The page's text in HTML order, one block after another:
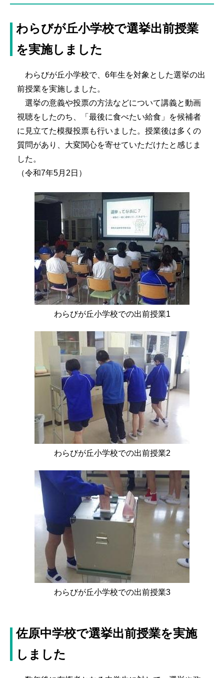
わらびが丘小学校で選挙出前授業
を実施しました
わらびが丘小学校で、6年生を対象とした選挙の出
前授業を実施しました。
選挙の意義や投票の方法などについて講義と動画
視聴をしたのち、「最後に食べたい給食」を候補者
に見立てた模擬投票も行いました。授業後は多くの
質問があり、大変関心を寄せていただけたと感じま
した。
（令和7年5月2日）
わらびが丘小学校での出前授業1
わらびが丘小学校での出前授業2
わらびが丘小学校での出前授業3
佐原中学校で選挙出前授業を実施
しました